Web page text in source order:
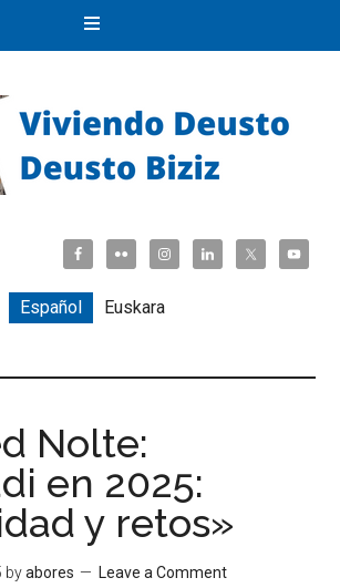
Español Euskara
Nolte:
en 2025:
y retos»
byabores Leave a Comment